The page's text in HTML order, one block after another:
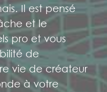
Il est pensé
et le
pro et vous
de
vie de créateur
à votre